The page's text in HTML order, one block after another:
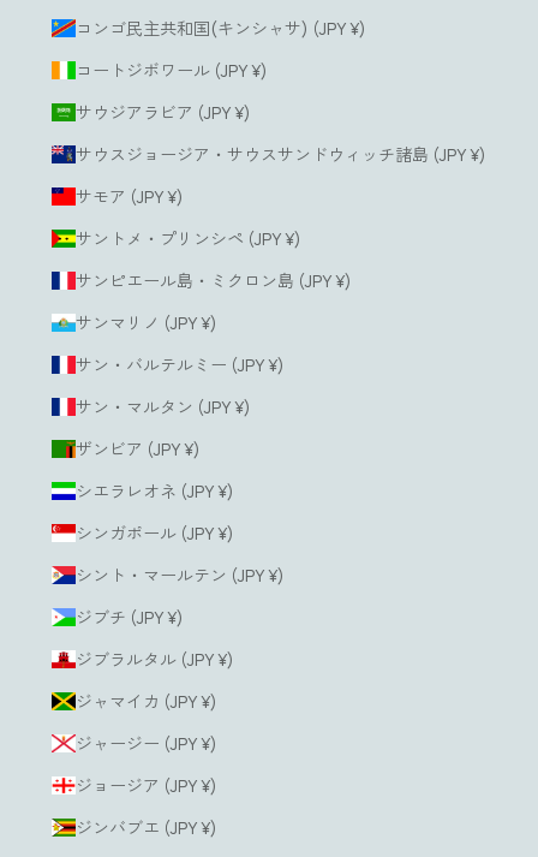
コンゴ民主共和国(キンシャサ) (JPY ¥)
コートジボワール (JPY ¥)
サウジアラビア (JPY ¥)
サウスジョージア・サウスサンドウィッチ諸島 (JPY ¥)
サモア (JPY ¥)
サントメ・プリンシペ (JPY ¥)
サンピエール島・ミクロン島 (JPY ¥)
サンマリノ (JPY ¥)
サン・バルテルミー (JPY ¥)
サン・マルタン (JPY ¥)
ザンビア (JPY ¥)
シエラレオネ (JPY ¥)
シンガポール (JPY ¥)
シント・マールテン (JPY ¥)
ジブチ (JPY ¥)
ジブラルタル (JPY ¥)
ジャマイカ (JPY ¥)
ジャージー (JPY ¥)
ジョージア (JPY ¥)
ジンバブエ (JPY ¥)